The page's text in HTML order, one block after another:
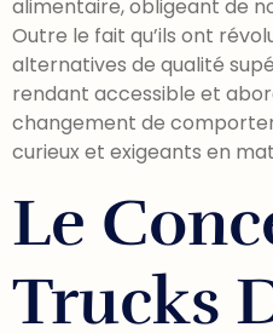
alimentaire, obligeant de
Outre le fait qu’ils ont
alternatives de qualité
rendant accessible et
changement de
curieux et exigeants en
Le
Trucks